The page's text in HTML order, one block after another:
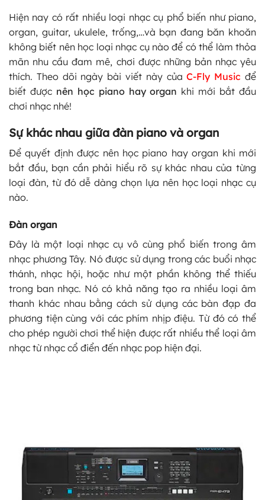
Hiện nay có rất nhiều loại nhạc cụ phổ biến như piano,
organ, guitar, ukulele, trống,…và bạn đang băn khoăn
không biết nên học loại nhạc cụ nào để có thể làm thỏa
mãn nhu cầu đam mê, chơi được những bản nhạc yêu
thích. Theo dõi ngày bài viết này củaC-Fly Music để
biết được nên học piano hay organ khi mới bắt đầu
chơi nhạc nhé!
Sự khác nhau giữa đàn piano và organ
Để quyết định được nên học piano hay organ khi mới
bắt đầu, bạn cần phải hiểu rõ sự khác nhau của từng
loại đàn, từ đó dễ dàng chọn lựa nên học loại nhạc cụ
nào.
Đàn organ
Đây là một loại nhạc cụ vô cùng phổ biến trong âm
nhạc phương Tây. Nó được sử dụng trong các buổi nhạc
thánh, nhạc hội, hoặc như một phần không thể thiếu
trong ban nhạc. Nó có khả năng tạo ra nhiều loại âm
thanh khác nhau bằng cách sử dụng các bàn đạp đa
phương tiện cùng với các phím nhịp điệu. Từ đó có thể
cho phép người chơi thể hiện được rất nhiều thể loại âm
nhạc từ nhạc cổ điển đến nhạc pop hiện đại.